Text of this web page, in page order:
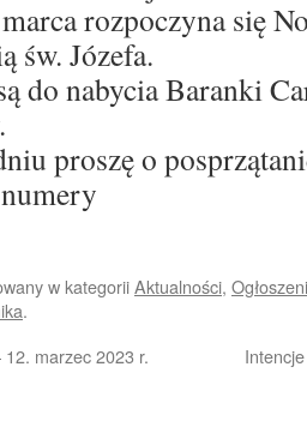
rozpoczyna się
św. Józefa.
do nabycia Baranki
proszę o
w kategoriiAktualności,
.
marzec 2023 r.